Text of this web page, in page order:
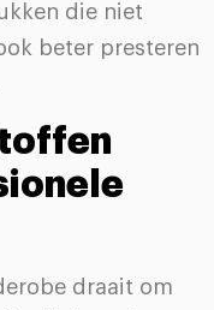
die niet
beter presteren
draait om